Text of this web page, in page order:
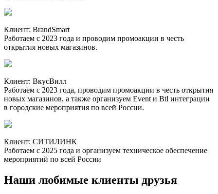
Клиент: BrandSmart
Работаем с 2023 года и проводим промоакции в честь
открытия новых магазинов.
Клиент: ВкусВилл
Работаем с 2023 года, проводим промоакции в честь открытия
новых магазинов, а также организуем Event и Btl интеграции
в городские мероприятия по всей России.
Клиент: СИТИЛИНК
Работаем с 2025 года и организуем техническое обеспечение
мероприятий по всей России
Наши любимые клиенты друзья